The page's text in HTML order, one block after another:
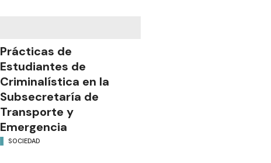
Prácticas de
Estudiantes de
Criminalística en la
Subsecretaría de
Transporte y
Emergencia
SOCIEDAD